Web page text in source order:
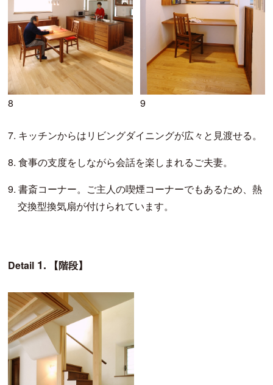
8 9
7. キッチンからはリビングダイニングが広々と見渡せる。
8. 食事の支度をしながら会話を楽しまれるご夫妻。
9. 書斎コーナー。ご主人の喫煙コーナーでもあるため、熱
交換型換気扇が付けられています。
Detail 1. 【階段】